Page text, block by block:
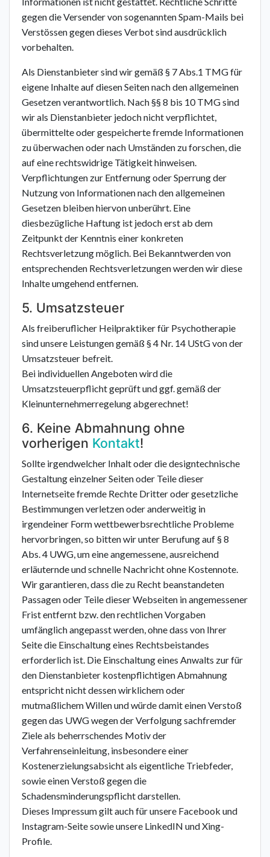
gegen die Versender von sogenannten Spam-Mails bei
Verstössen gegen dieses Verbot sind ausdrücklich
vorbehalten.
Als Dienstanbieter sind wir gemäß § 7 Abs.1 TMG für
eigene Inhalte auf diesen Seiten nach den allgemeinen
Gesetzen verantwortlich. Nach §§ 8 bis 10 TMG sind
wir als Dienstanbieter jedoch nicht verpflichtet,
übermittelte oder gespeicherte fremde Informationen
zu überwachen oder nach Umständen zu forschen, die
auf eine rechtswidrige Tätigkeit hinweisen.
Verpflichtungen zur Entfernung oder Sperrung der
Nutzung von Informationen nach den allgemeinen
Gesetzen bleiben hiervon unberührt. Eine
diesbezügliche Haftung ist jedoch erst ab dem
Zeitpunkt der Kenntnis einer konkreten
Rechtsverletzung möglich. Bei Bekanntwerden von
entsprechenden Rechtsverletzungen werden wir diese
Inhalte umgehend entfernen.
5. Umsatzsteuer
Als freiberuflicher Heilpraktiker für Psychotherapie
sind unsere Leistungen gemäß § 4 Nr. 14 UStG von der
Umsatzsteuer befreit.
Bei individuellen Angeboten wird die
Umsatzsteuerpflicht geprüft und ggf. gemäß der
Kleinunternehmerregelung abgerechnet!
6. Keine Abmahnung ohne
vorherigen Kontakt!
Sollte irgendwelcher Inhalt oder die designtechnische
Gestaltung einzelner Seiten oder Teile dieser
Internetseite fremde Rechte Dritter oder gesetzliche
Bestimmungen verletzen oder anderweitig in
irgendeiner Form wettbewerbsrechtliche Probleme
hervorbringen, so bitten wir unter Berufung auf § 8
Abs. 4 UWG, um eine angemessene, ausreichend
erläuternde und schnelle Nachricht ohne Kostennote.
Wir garantieren, dass die zu Recht beanstandeten
Passagen oder Teile dieser Webseiten in angemessener
Frist entfernt bzw. den rechtlichen Vorgaben
umfänglich angepasst werden, ohne dass von Ihrer
Seite die Einschaltung eines Rechtsbeistandes
erforderlich ist. Die Einschaltung eines Anwalts zur für
den Dienstanbieter kostenpflichtigen Abmahnung
entspricht nicht dessen wirklichem oder
mutmaßlichem Willen und würde damit einen Verstoß
gegen das UWG wegen der Verfolgung sachfremder
Ziele als beherrschendes Motiv der
Verfahrenseinleitung, insbesondere einer
Kostenerzielungsabsicht als eigentliche Triebfeder,
sowie einen Verstoß gegen die
Schadensminderungspflicht darstellen.
Dieses Impressum gilt auch für unsere Facebook und
Instagram-Seite sowie unsere LinkedIN und Xing-
Profile.